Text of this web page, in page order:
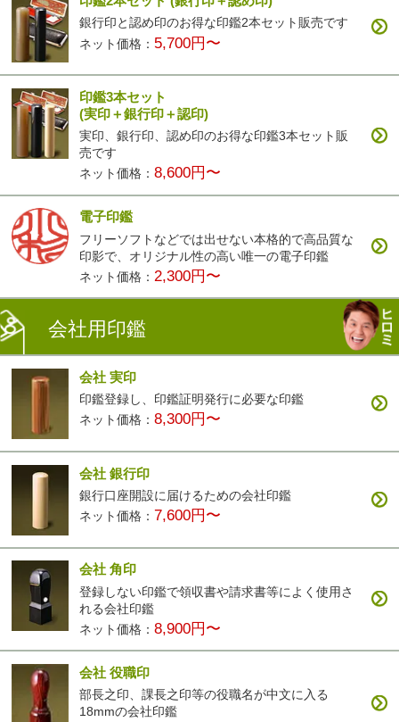
銀行印と認め印のお得な印鑑2本セット販売です
ネット価格： 5,700円〜
印鑑3本セット
(実印＋銀行印＋認印)
実印、銀行印、認め印のお得な印鑑3本セット販
売です
ネット価格：8,600円〜
電子印鑑
フリーソフトなどでは出せない本格的で高品質な
印影で、オリジナル性の高い唯一の電子印鑑
ネット価格： 2,300円〜
会社用印鑑
会社 実印
印鑑登録し、印鑑証明発行に必要な印鑑
ネット価格：8,300円〜
会社 銀行印
銀行口座開設に届けるための会社印鑑
ネット価格： 7,600円〜
会社 角印
登録しない印鑑で領収書や請求書等によく使用さ
れる会社印鑑
ネット価格：8,900円〜
会社 役職印
部長之印、課長之印等の役職名が中文に入る
18mmの会社印鑑